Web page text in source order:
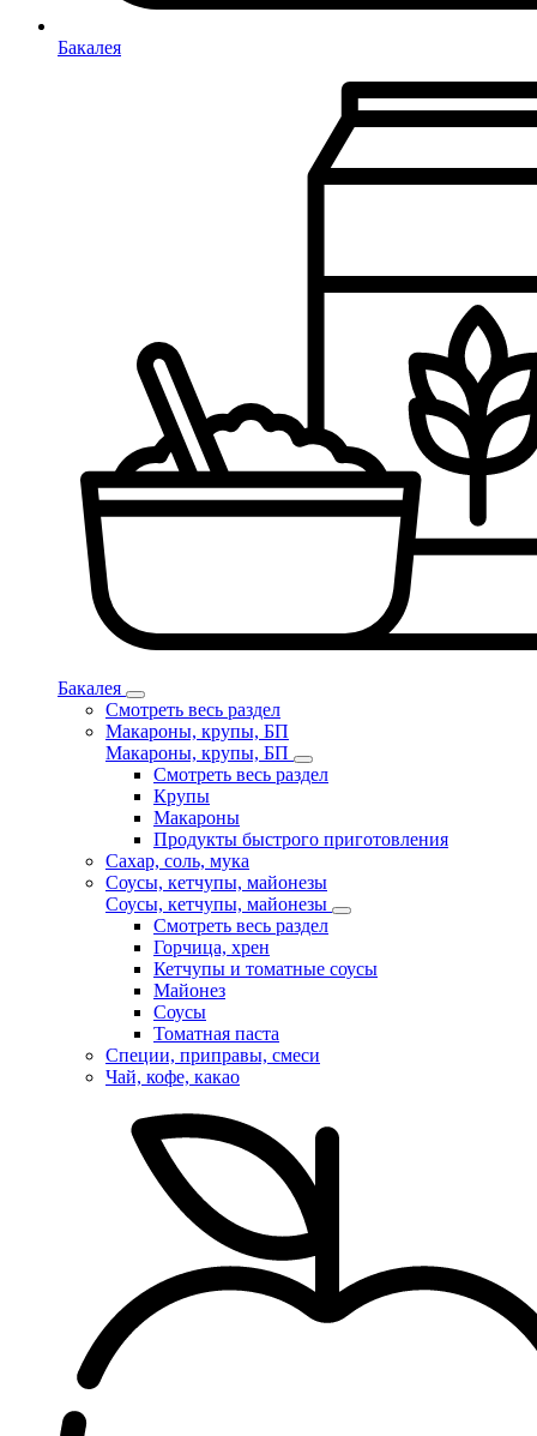
Бакалея
Бакалея
Смотреть весь раздел
Макароны, крупы, БП
Макароны, крупы, БП
Смотреть весь раздел
Крупы
Макароны
Продукты быстрого приготовления
Сахар, соль, мука
Соусы, кетчупы, майонезы
Соусы, кетчупы, майонезы
Смотреть весь раздел
Горчица, хрен
Кетчупы и томатные соусы
Майонез
Соусы
Томатная паста
Специи, приправы, смеси
Чай, кофе, какао